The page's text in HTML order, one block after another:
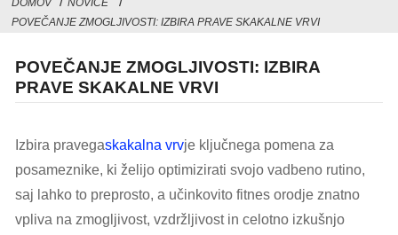
DOMOV
NOVICE
POVEČANJE ZMOGLJIVOSTI: IZBIRA PRAVE SKAKALNE VRVI
POVEČANJE ZMOGLJIVOSTI: IZBIRA
PRAVE SKAKALNE VRVI
Izbira pravegaskakalna vrvje ključnega pomena za
posameznike, ki želijo optimizirati svojo vadbeno rutino,
saj lahko to preprosto, a učinkovito fitnes orodje znatno
vpliva na zmogljivost, vzdržljivost in celotno izkušnjo